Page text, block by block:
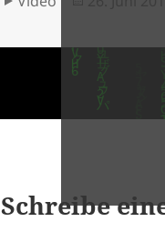
Schreibe